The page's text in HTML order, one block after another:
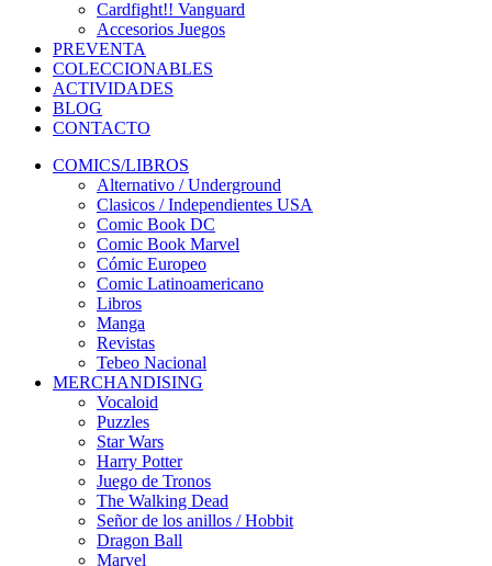
Cardfight!! Vanguard
Accesorios Juegos
PREVENTA
COLECCIONABLES
ACTIVIDADES
BLOG
CONTACTO
COMICS/LIBROS
Alternativo / Underground
Clasicos / Independientes USA
Comic Book DC
Comic Book Marvel
Cómic Europeo
Comic Latinoamericano
Libros
Manga
Revistas
Tebeo Nacional
MERCHANDISING
Vocaloid
Puzzles
Star Wars
Harry Potter
Juego de Tronos
The Walking Dead
Señor de los anillos / Hobbit
Dragon Ball
Marvel